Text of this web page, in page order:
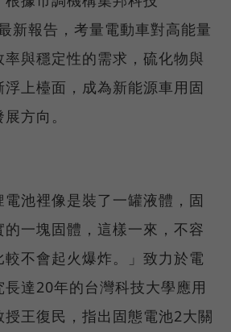
新報告，考量電動車對高能量
與穩定性的需求，硫化物與
上檯面，成為新能源車用固
方向。
電池裡像是裝了一罐液體，固
一塊固體，這樣一來，不容
不會起火爆炸。」致力於電
達20年的台灣科技大學應用
王復民，指出固態電池2大關